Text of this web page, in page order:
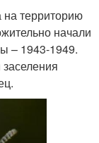
на территорию
начали
– 1943-1949.